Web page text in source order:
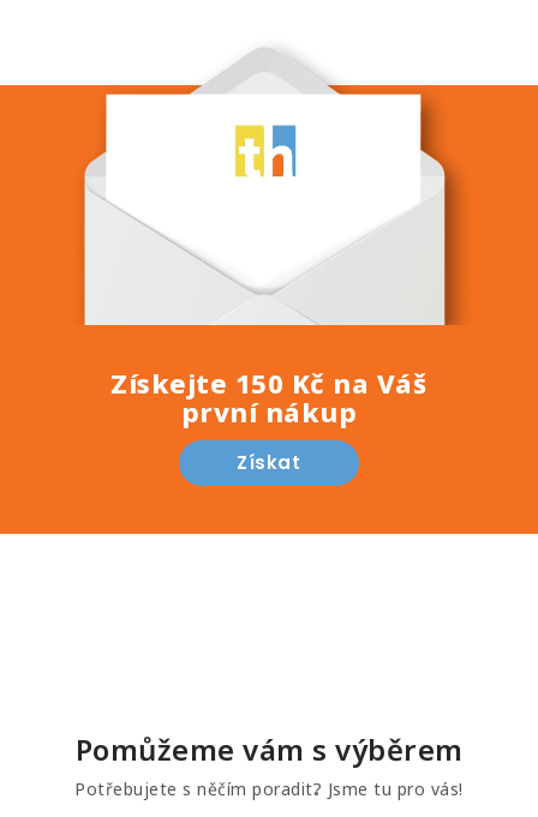
Získejte 150 Kč na Váš
první nákup
Získat
Pomůžeme vám s výběrem
Potřebujete s něčím poradit? Jsme tu pro vás!